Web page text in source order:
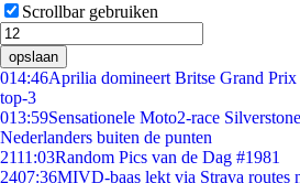
Scrollbar gebruiken
opslaan
014:46Aprilia domineert Britse Grand
top-3
013:59Sensationele Moto2-race
Nederlanders buiten de punten
2111:03Random Pics van de Dag #1981
2407:36MIVD-baas lekt via Strava routes